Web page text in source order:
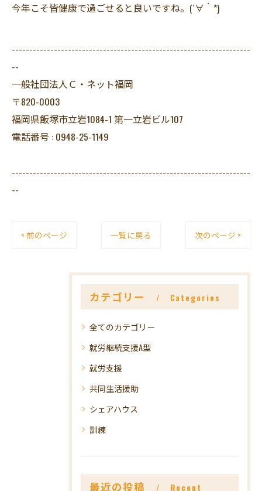
今年こそ皆健康で過ごせると良いですね。(´∀｀*)
--------------------------------------------------------------------
--
一般社団法人Ｃ・ネット福岡
〒820-0003
福岡県飯塚市立岩1084-1 第一立岩ビル107
電話番号 : 0948-25-1149
--------------------------------------------------------------------
--
< 前のページ 一覧に戻る 次のページ >
カテゴリー Categories
全てのカテゴリー
就労継続支援A型
就労支援
共同生活援助
シェアハウス
訓練
最近の投稿 Recent